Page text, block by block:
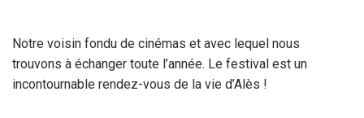
Notre voisin fondu de cinémas et avec lequel nous
trouvons à échanger toute l’année. Le festival est un
incontournable rendez-vous de la vie d’Alès !